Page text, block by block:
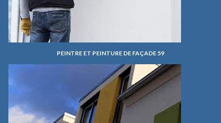
PEINTRE ET PEINTURE DE FAÇADE 59